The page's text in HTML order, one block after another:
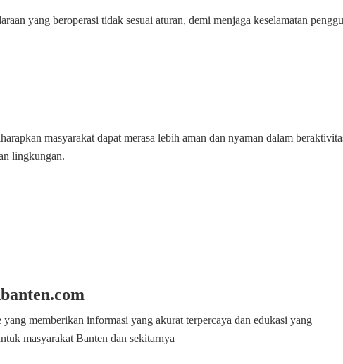
yang beroperasi tidak sesuai aturan, demi menjaga keselamatan
masyarakat dapat merasa lebih aman dan nyaman dalam
lingkungan.
memberikan informasi yang akurat terpercaya dan edukasi yang
masyarakat Banten dan sekitarnya